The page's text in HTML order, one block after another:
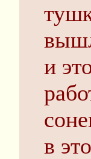
и
в